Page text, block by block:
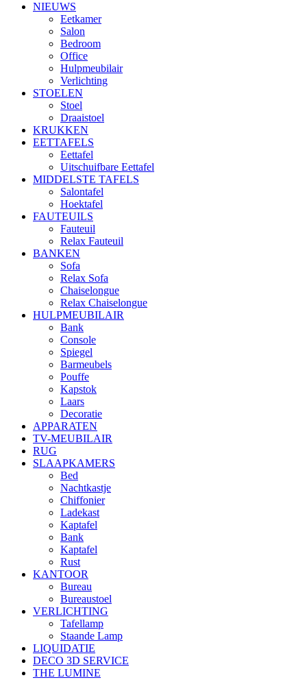
NIEUWS
Eetkamer
Salon
Bedroom
Office
Hulpmeubilair
Verlichting
STOELEN
Stoel
Draaistoel
KRUKKEN
EETTAFELS
Eettafel
Uitschuifbare Eettafel
MIDDELSTE TAFELS
Salontafel
Hoektafel
FAUTEUILS
Fauteuil
Relax Fauteuil
BANKEN
Sofa
Relax Sofa
Chaiselongue
Relax Chaiselongue
HULPMEUBILAIR
Bank
Console
Spiegel
Barmeubels
Pouffe
Kapstok
Laars
Decoratie
APPARATEN
TV-MEUBILAIR
RUG
SLAAPKAMERS
Bed
Nachtkastje
Chiffonier
Ladekast
Kaptafel
Bank
Kaptafel
Rust
KANTOOR
Bureau
Bureaustoel
VERLICHTING
Tafellamp
Staande Lamp
LIQUIDATIE
DECO 3D SERVICE
THE LUMINE